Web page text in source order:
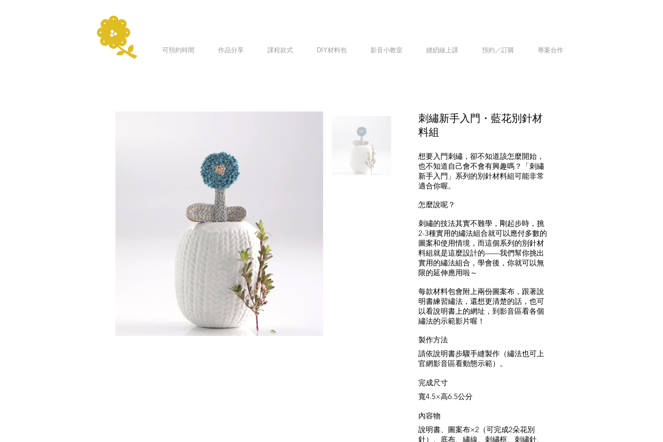
可預約時間 作品分享 課程款式 DIY材料包 影音小教室 縫紉線上課 預約／訂購 專案合作
刺繡新手入門・藍花別針材
料組
想要入門刺繡，卻不知道該怎麼開始，
也不知道自己會不會有興趣嗎？
「刺繡
新手入門」系列的別針材料組可能非常
適合你喔。
怎麼說呢？
刺繡的技法其實不難學，剛起步時，挑
2-3種實用的繡法組合就可以應付多數的
圖案和使用情境，而這個系列的別針材
料組就是這麼設計的——我們幫你挑出
實用的繡法組合，學會後，你就可以無
限的延伸應用啦～
每款材料包會附上兩份圖案布，跟著說
明書練習繡法，還想更清楚的話，也可
以看說明書上的網址，到影音區看各個
繡法的示範影片喔！
製作方法
請依說明書步驟手縫製作（繡法也可上
官網影音區看動態示範）。
完成尺寸
寬4.5×高6.5公分
內容物
說明書、圖案布×2（可完成2朵花別
針）、底布、繡線、刺繡框、刺繡針、